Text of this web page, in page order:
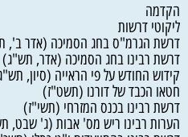
הקדמה
ליקוטי דרשות
דרשת הגרמ"ס בחג הסמיכה (אדר ב',
דרשת רבינו בחג הסמיכה (אדר, תש"ג)
קידוש החודש על פי הראייה (סיון,
חטאו הכבד של דורנו (תשט"ז)
דרשת רבינו בכנס המזרחי (תשי"ז)
הערות רבינו ריש מס' אבות (ג' שבט,